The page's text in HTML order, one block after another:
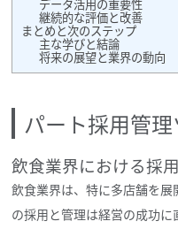
データ活用の重要性
継続的な評価と改善
まとめと次のステップ
主な学びと結論
将来の展望と業界の動向
パート採用管
飲食業界における採
飲食業界は、特に多店舗を
の採用と管理は経営の成功